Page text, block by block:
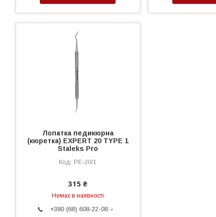
Лопатка педикюрна
(кюретка) EXPERT 20 TYPE 1
Staleks Pro
PE-20/1
315 ₴
Немає в наявності
+380 (68) 608-22-08